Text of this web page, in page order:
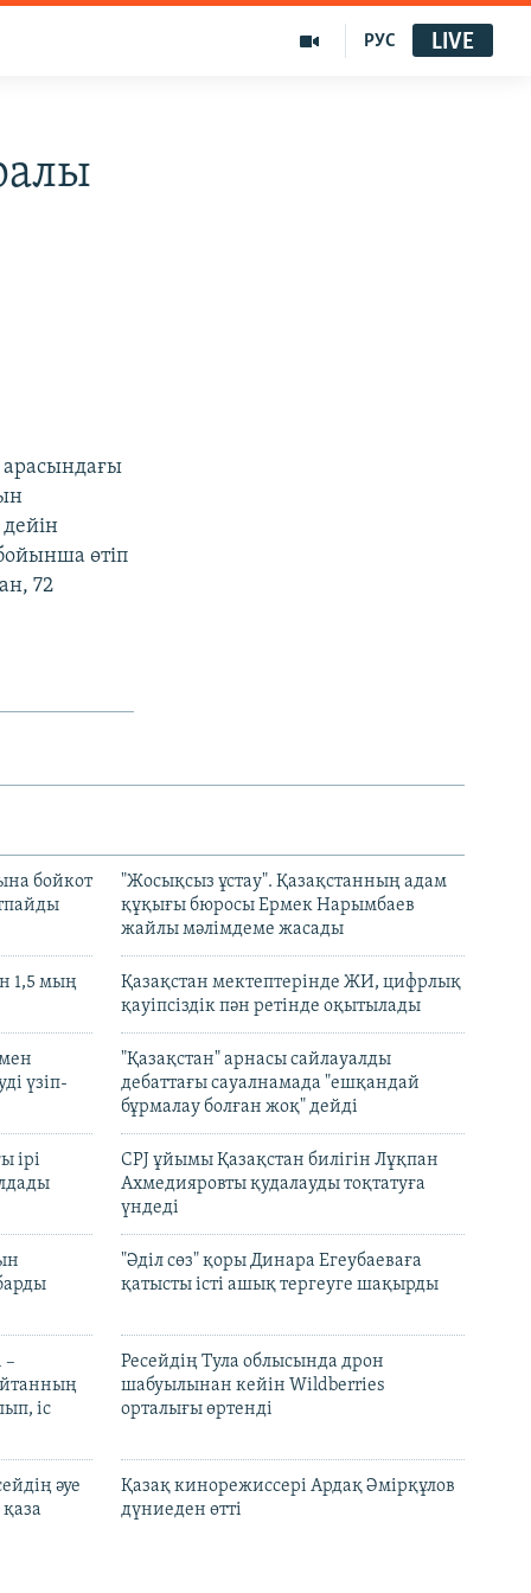
РУС LIVE
арасындағы
өтіп
72
бойкот
"Жосықсыз ұстау". Қазақстанның адам
құқығы бюросы Ермек Нарымбаев
жайлы мәлімдеме жасады
1,5 мың
Қазақстан мектептерінде ЖИ, цифрлық
қауіпсіздік пән ретінде оқытылады
үзіп-
"Қазақстан" арнасы сайлауалды
дебаттағы сауалнамада "ешқандай
бұрмалау болған жоқ" дейді
ірі
CPJ ұйымы Қазақстан билігін Лұқпан
Ахмедияровты қудалауды тоқтатуға
үндеді
"Әділ сөз" қоры Динара Егеубаеваға
қатысты істі ашық тергеуге шақырды
–
іс
Ресейдің Тула облысында дрон
шабуылынан кейін Wildberries
орталығы өртенді
әуе
Қазақ кинорежиссері Ардақ Әмірқұлов
дүниеден өтті